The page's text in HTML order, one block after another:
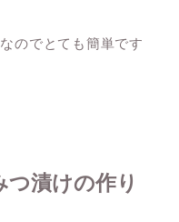
のでとても簡単です
漬けの作り